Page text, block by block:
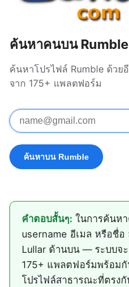
ค้นหาคนบน Rumble
ค้นหาโปรไฟล์ Rumble ด้ว
จาก 175+ แพลตฟอร์ม
คำตอบสั้นๆ: ในการค้นห
username อีเมล หรือชื่
Lullar ด้านบน — ระบบจ
175+ แพลตฟอร์มพร้อมกั
โปรไฟล์สาธารณะที่ตรง